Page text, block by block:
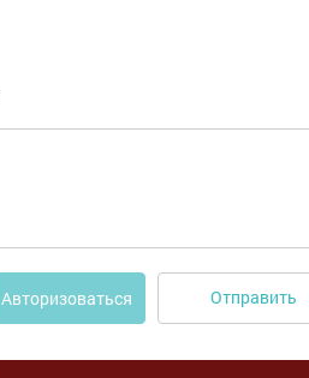
Авторизоваться Отправить